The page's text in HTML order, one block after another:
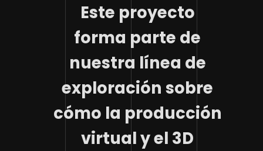
Este proyecto
forma parte de
nuestra línea de
exploración sobre
cómo la producción
virtual y el 3D